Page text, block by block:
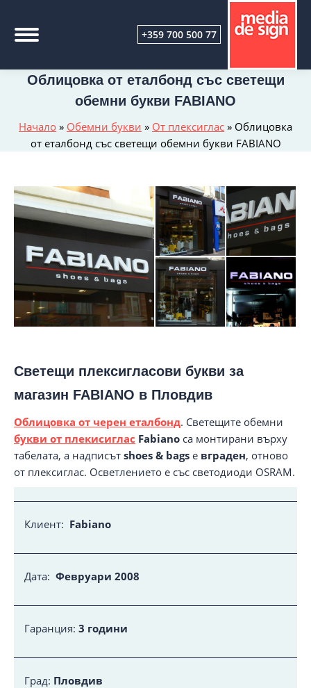
+359 700 500 77
Начало » Обемни букви » От плексиглас » Облицовка
от еталбонд със светещи обемни букви FABIANO
Облицовка от еталбонд със светещи
обемни букви FABIANO
Светещи плексигласови букви за
магазин FABIANO в Пловдив
Облицовка от черен еталбонд. Светещите обемни
букви от плекисиглас Fabiano са монтирани върху
табелата, а надписът shoes & bags е вграден, отново
от плексиглас. Осветлението е със светодиоди OSRAM.
Клиент: Fabiano
Дата: Февруари 2008
Гаранция: 3 години
Град: Пловдив